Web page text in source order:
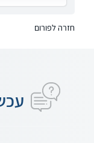
חזרה לפורום